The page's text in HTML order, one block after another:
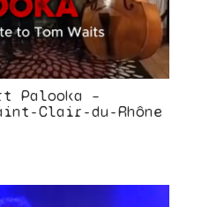
Palooka –
Clair-du-Rhône